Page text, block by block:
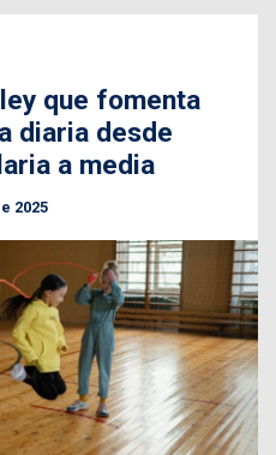
que fomenta
diaria desde
a media
2025